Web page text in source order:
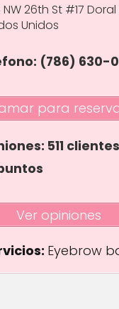
26th St #17 Doral
Unidos
(786) 630-
para
511
Ver opiniones
Eyebrow